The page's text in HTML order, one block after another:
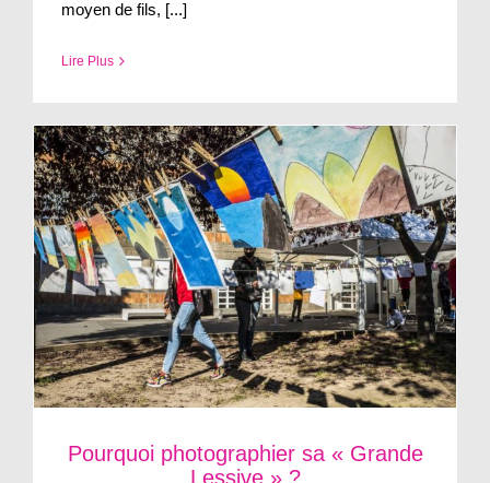
moyen de fils, [...]
Lire Plus
Pourquoi photographier sa « Grande
Lessive » ?